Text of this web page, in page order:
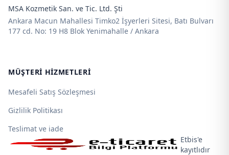
MSA Kozmetik San. ve Tic. Ltd. Şti
Ankara Macun Mahallesi Timko2 İşyerleri Sitesi, Batı Bulvarı
177 cd. No: 19 H8 Blok Yenimahalle / Ankara
MÜŞTERI HIZMETLERI
Mesafeli Satış Sözleşmesi
Gizlilik Politikası
Teslimat ve iade
Etbis'e
kayıtlıdır